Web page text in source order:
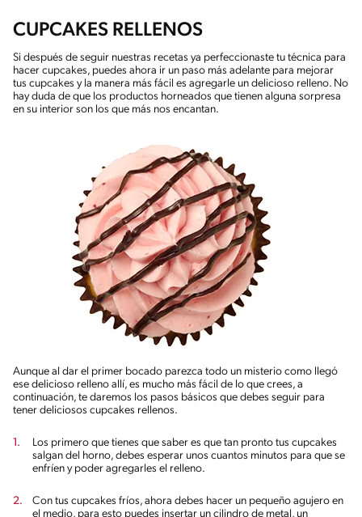
CUPCAKES RELLENOS
Si después de seguir nuestras recetas ya perfeccionaste tu técnica para
hacer cupcakes, puedes ahora ir un paso más adelante para mejorar
tus cupcakes y la manera más fácil es agregarle un delicioso relleno. No
hay duda de que los productos horneados que tienen alguna sorpresa
en su interior son los que más nos encantan.
Aunque al dar el primer bocado parezca todo un misterio como llegó
ese delicioso relleno allí, es mucho más fácil de lo que crees, a
continuación, te daremos los pasos básicos que debes seguir para
tener deliciosos cupcakes rellenos.
Los primero que tienes que saber es que tan pronto tus cupcakes
salgan del horno, debes esperar unos cuantos minutos para que se
enfríen y poder agregarles el relleno.
Con tus cupcakes fríos, ahora debes hacer un pequeño agujero en
el medio, para esto puedes insertar un cilindro de metal, un